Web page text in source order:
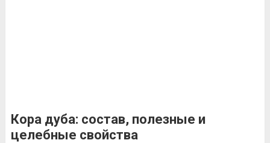
Кора дуба: состав, полезные и
целебные свойства